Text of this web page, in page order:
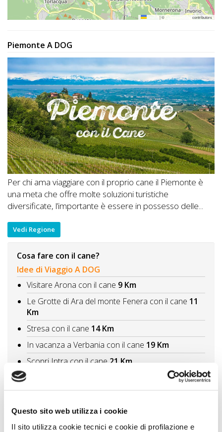
Questo sito web utilizza i cookie
Il sito utilizza cookie tecnici e cookie di profilazione e
|© OpenStreetMap contributors
Piemonte A DOG
Per chi ama viaggiare con il proprio cane il Piemonte è
una meta che offre molte soluzioni turistiche
diversificate, l’importante è essere in possesso delle...
Vedi Regione
Cosa fare con il cane?
Idee di Viaggio A DOG
Visitare Arona con il cane 9 Km
Le Grotte di Ara del monte Fenera con il cane 11
Km
Stresa con il cane 14 Km
In vacanza a Verbania con il cane 19 Km
Scopri Intra con il cane 21 Km
Vedi tutti
Le aree naturali più suggestive con il cane
escursioni in Piemonte 22 Km